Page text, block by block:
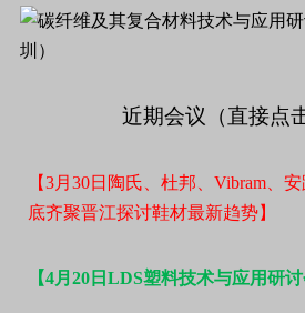
近期会议（直接点
【3月 30日 陶氏、杜邦、 Vibram 、
底齐聚晋江探讨鞋材最新趋势】
【4月 20 日 LDS塑料技术与应用研讨